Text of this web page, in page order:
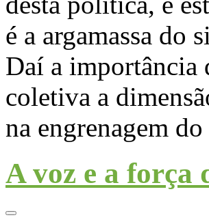
é a argamassa do
Daí a importância
coletiva a
na engrenagem
A voz e a força